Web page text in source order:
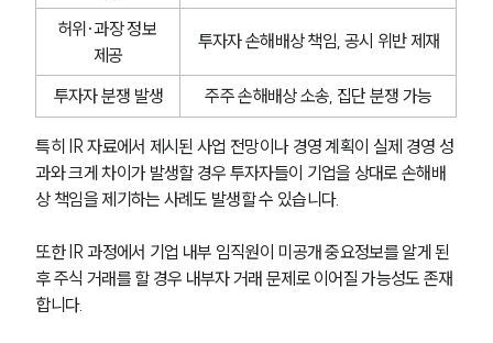
허위·과장 정보
제공
투자자 손해배상 책임, 공시 위반 제재
투자자 분쟁 발생 주주 손해배상 소송, 집단 분쟁 가능
특히 IR 자료에서 제시된 사업 전망이나 경영 계획이 실제 경영 성
과와 크게 차이가 발생할 경우 투자자들이 기업을 상대로 손해배
상 책임을 제기하는 사례도 발생할 수 있습니다.
또한 IR 과정에서 기업 내부 임직원이 미공개 중요정보를 알게 된
후 주식 거래를 할 경우 내부자 거래 문제로 이어질 가능성도 존재
합니다.